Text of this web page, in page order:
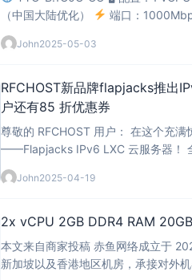
（中国大陆优化）
端口：
价 €6/月 → 优
John2025-05-03
RFCHOST新品牌flapjacks推出
户还有85 折优惠券
尊敬的 RFCHOST 用户： 在这个充满惊喜的疯狂星期六，我们很高兴为您带来期待已久的全新产品
——Flapjacks IPv6 LXC 云服务器！ 全新品牌，全新体验 我们正式推出 Flapjacks 官方网站：http
s://flapjacks.it/ 在这里，您将体验到前
John2025-04-19
2x vCPU 2GB DDR4 RAM
本文来自商家投稿 赤鱼网络成立于
新加坡以及香港地区机房，承接对外机器托管和机柜租用业